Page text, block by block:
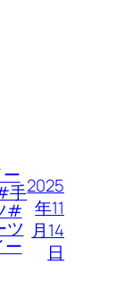
手
#
ツ
2025
年11
月14
日